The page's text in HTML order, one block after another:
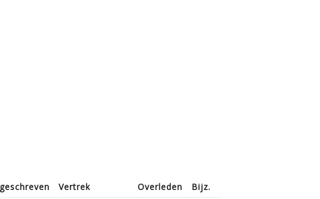
Vertrek Overleden Bijz.